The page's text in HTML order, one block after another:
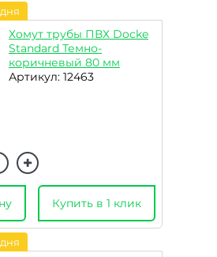
Хомут трубы ПВХ Docke
Standard Темно-
коричневый 80 мм
Артикул: 12463
Купить в 1 клик